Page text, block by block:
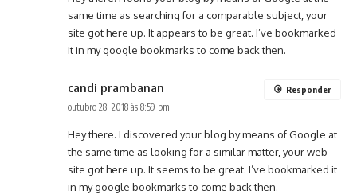
same time as searching for a comparable subject, your
site got here up. It appears to be great. I’ve bookmarked
it in my google bookmarks to come back then.
candi prambanan
outubro 28, 2018 às 8:59 pm
Hey there. I discovered your blog by means of Google at
the same time as looking for a similar matter, your web
site got here up. It seems to be great. I’ve bookmarked it
in my google bookmarks to come back then.
Responder